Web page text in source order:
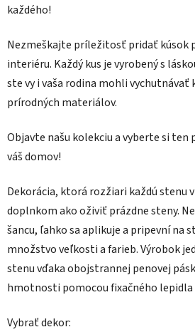
každého!
Nezmeškajte príležitosť pridať kúsok
interiéru. Každý kus je vyrobený s
ste vy i vaša rodina mohli vychutnávať
prírodných materiálov.
Objavte našu kolekciu a vyberte si ten
váš domov!
Dekorácia, ktorá rozžiari každú stenu
doplnkom ako oživiť prázdne steny.
šancu, ľahko sa aplikuje a pripevní na
množstvo veľkosti a farieb. Výrobok
stenu vďaka obojstrannej penovej
hmotnosti pomocou fixačného
Vybrať dekor: